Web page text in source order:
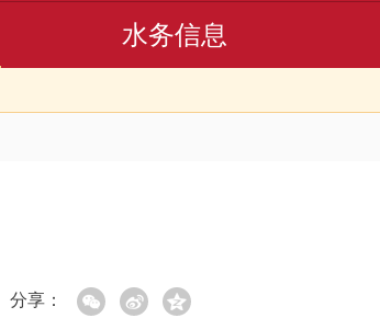
水务信息
分享：